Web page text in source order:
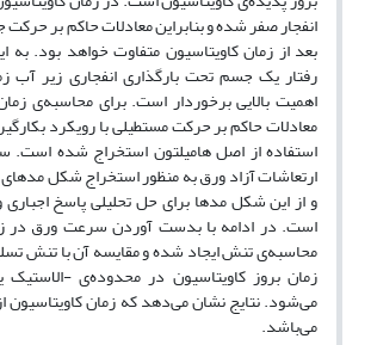
انفجار صفر شده و بنابراین معادلات حاکم بر
بعد از زمان کاویتاسیون متفاوت خواهد بود.
رفتار یک جسم تحت بارگذاری انفجاری زیر آب
اهمیت بالایی برخوردار است. برای محاسبه‌‌ی
معادلات حاکم بر حرکت مستطیلی با رویکرد
استفاده از اصل هامیلتون استخراج شده
ارتعاشات آزاد ورق به منظور استخراج شکل
و از این شکل مدها برای حل تحلیلی پاسخ
است. در ادامه با بدست ‌آوردن سرعت ورق در
محاسبه‌ی تنش ایجاد شده و مقایسه آن با تنش
زمان بروز کاویتاسیون در محدوده‌ی -الاستیک
می‌شود. نتایج نشان می‌دهد که زمان کاویتاسیون
می‌باشد.